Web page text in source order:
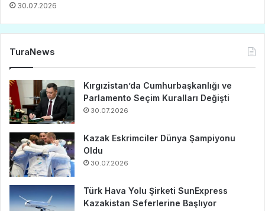
30.07.2026
TuraNews
Kırgızistan’da Cumhurbaşkanlığı ve
Parlamento Seçim Kuralları Değişti
30.07.2026
Kazak Eskrimciler Dünya Şampiyonu
Oldu
30.07.2026
Türk Hava Yolu Şirketi SunExpress
Kazakistan Seferlerine Başlıyor